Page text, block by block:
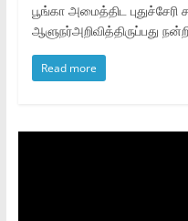
பூங்கா அமைத்திட புதுச்சேரி
ஆளுநர்அறிவித்திருப்பது
Read more